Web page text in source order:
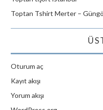
Toptan Tshirt Merter –
Oturum aç
Kayıt akışı
Yorum akışı